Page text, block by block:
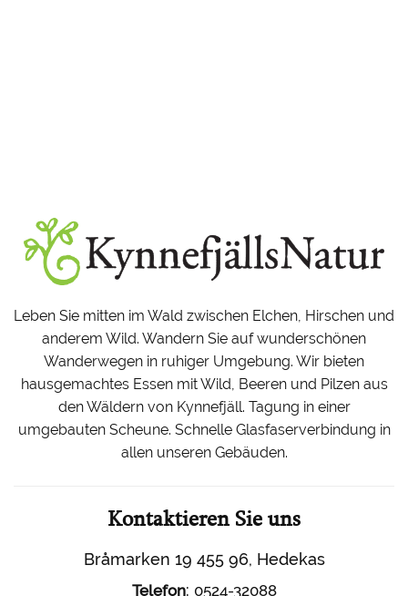
Leben Sie mitten im Wald zwischen Elchen, Hirschen und
anderem Wild. Wandern Sie auf wunderschönen
Wanderwegen in ruhiger Umgebung. Wir bieten
hausgemachtes Essen mit Wild, Beeren und Pilzen aus
den Wäldern von Kynnefjäll. Tagung in einer
umgebauten Scheune. Schnelle Glasfaserverbindung in
allen unseren Gebäuden.
Kontaktieren Sie uns
Bråmarken 19 455 96, Hedekas
Telefon: 0524-32088